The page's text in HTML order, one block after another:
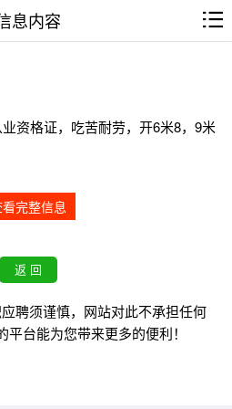
息内容
资格证，吃苦耐劳，开6米8，9米
完整信息
聘须谨慎，网站对此不承担任何
台能为您带来更多的便利！